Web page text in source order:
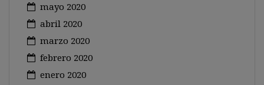
mayo 2020
abril 2020
marzo 2020
febrero 2020
enero 2020